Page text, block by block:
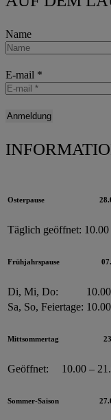
Name
E-mail *
Osterpause
Täglich geöffnet:
Frühjahrspause
Di, Mi, Do:
Sa, So, Feiertage:
Mittsommertag
Geöffnet: 10.00 –
Sommer-Saison